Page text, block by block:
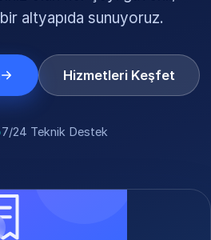
altyapıda sunuyoruz.
Hizmetleri Keşfet
7/24 Teknik Destek